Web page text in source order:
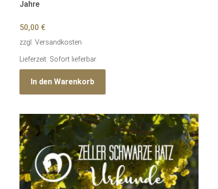
Jahre
50,00 €
zzgl. Versandkosten
Lieferzeit: Sofort lieferbar
In den Warenkorb